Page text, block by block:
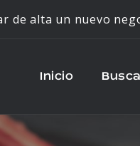
de alta un nuevo
Inicio